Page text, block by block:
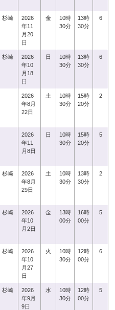
杉崎
2026
年11
月20
日
金
10時
30分
13時
30分
6
杉崎
2026
年10
月18
日
日
10時
30分
13時
30分
6
2026
年8月
22日
土
10時
30分
15時
20分
2
2026
年11
月8日
日
10時
30分
15時
20分
5
杉崎
2026
年8月
29日
土
10時
30分
13時
30分
2
杉崎
2026
年10
月2日
金
13時
00分
16時
00分
5
杉崎
2026
年10
月27
日
火
10時
30分
12時
00分
6
杉崎
2026
年9月
9日
水
10時
30分
12時
00分
5